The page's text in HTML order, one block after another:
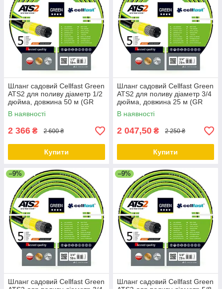
Шланг садовий Cellfast Green
ATS2 для поливу діаметр 1/2
дюйма, довжина 50 м (GR
1/2 50)
В наявності
2 366 ₴ 2 600 ₴
Купити
Шланг садовий Cellfast Green
ATS2 для поливу діаметр 3/4
дюйма, довжина 25 м (GR
3/4 25)
В наявності
2 047,50 ₴ 2 250 ₴
Купити
–9%
Шланг садовий Cellfast Green
–9%
Шланг садовий Cellfast Green